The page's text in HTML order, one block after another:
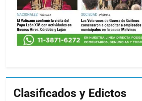
Clasificados y Edictos